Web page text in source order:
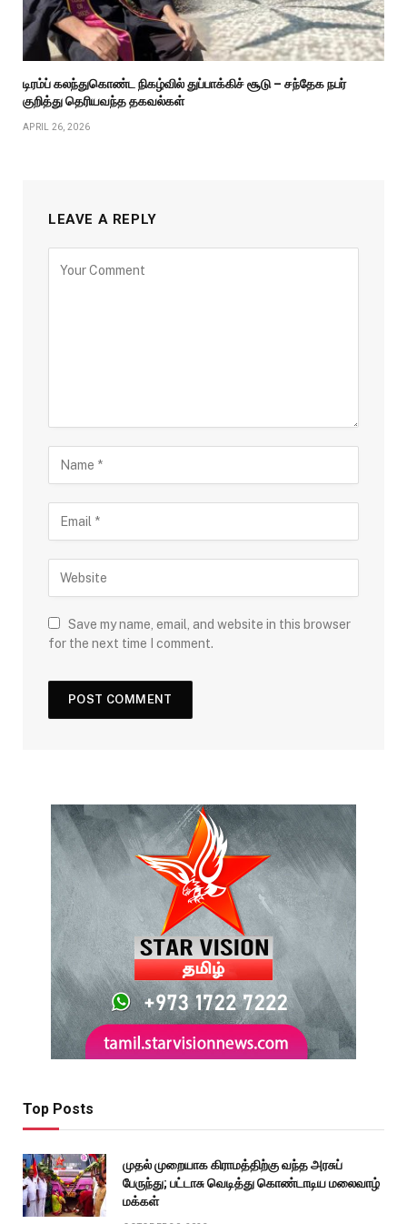
டிரம்ப் கலந்துகொண்ட நிகழ்வில் துப்பாக்கிச் சூடு – சந்தேக நபர்
குறித்து தெரியவந்த தகவல்கள்
APRIL 26, 2026
LEAVE A REPLY
Save my name, email, and website in this browser
for the next time I comment.
Top Posts
முதல் முறையாக கிராமத்திற்கு வந்த அரசுப்
பேருந்து; பட்டாசு வெடித்து கொண்டாடிய மலைவாழ்
மக்கள்